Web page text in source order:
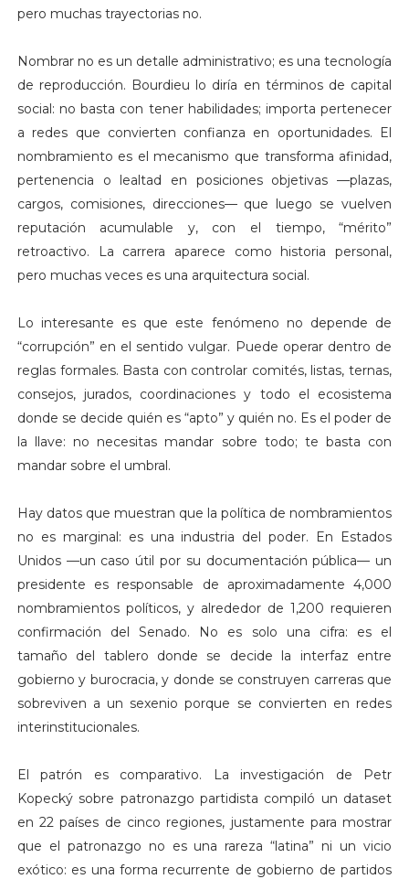
pero muchas trayectorias no.
Nombrar no es un detalle administrativo; es una tecnología
de reproducción. Bourdieu lo diría en términos de capital
social: no basta con tener habilidades; importa pertenecer
a redes que convierten confianza en oportunidades. El
nombramiento es el mecanismo que transforma afinidad,
pertenencia o lealtad en posiciones objetivas —plazas,
cargos, comisiones, direcciones— que luego se vuelven
reputación acumulable y, con el tiempo, “mérito”
retroactivo. La carrera aparece como historia personal,
pero muchas veces es una arquitectura social.
Lo interesante es que este fenómeno no depende de
“corrupción” en el sentido vulgar. Puede operar dentro de
reglas formales. Basta con controlar comités, listas, ternas,
consejos, jurados, coordinaciones y todo el ecosistema
donde se decide quién es “apto” y quién no. Es el poder de
la llave: no necesitas mandar sobre todo; te basta con
mandar sobre el umbral.
Hay datos que muestran que la política de nombramientos
no es marginal: es una industria del poder. En Estados
Unidos —un caso útil por su documentación pública— un
presidente es responsable de aproximadamente 4,000
nombramientos políticos, y alrededor de 1,200 requieren
confirmación del Senado. No es solo una cifra: es el
tamaño del tablero donde se decide la interfaz entre
gobierno y burocracia, y donde se construyen carreras que
sobreviven a un sexenio porque se convierten en redes
interinstitucionales.
El patrón es comparativo. La investigación de Petr
Kopecký sobre patronazgo partidista compiló un dataset
en 22 países de cinco regiones, justamente para mostrar
que el patronazgo no es una rareza “latina” ni un vicio
exótico: es una forma recurrente de gobierno de partidos